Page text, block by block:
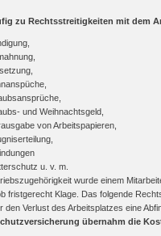
zu Rechtsstreitigkeiten mit dem
und Weihnachtsgeld,
von Arbeitspapieren,
u. v. m.
wurde einem
fristgerecht Klage. Das folgende
den Verlust des Arbeitsplatzes eine
übernahm die